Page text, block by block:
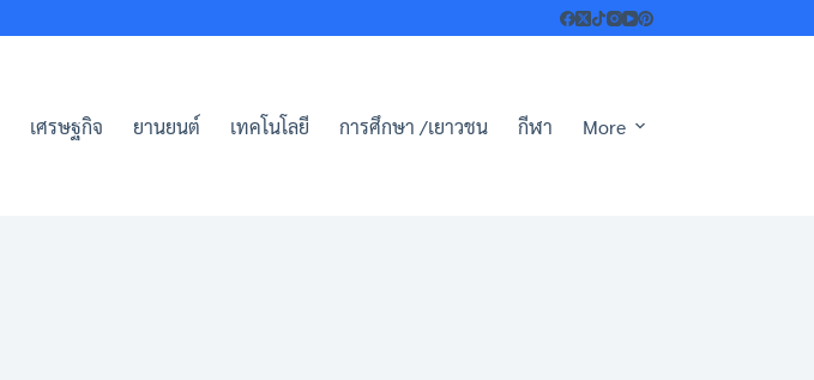
เศรษฐกิจ ยานยนต์ เทคโนโลยี การศึกษา /เยาวชน กีฬา More